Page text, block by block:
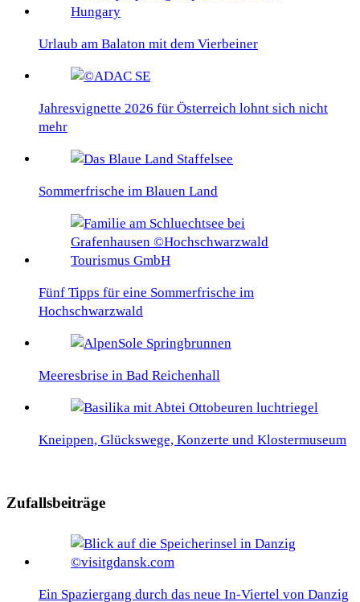
Urlaub am Balaton mit dem Vierbeiner
Jahresvignette 2026 für Österreich lohnt sich nicht
mehr
Sommerfrische im Blauen Land
Fünf Tipps für eine Sommerfrische im
Hochschwarzwald
Meeresbrise in Bad Reichenhall
Kneippen, Glückswege, Konzerte und Klostermuseum
Zufallsbeiträge
Ein Spaziergang durch das neue In-Viertel von Danzig